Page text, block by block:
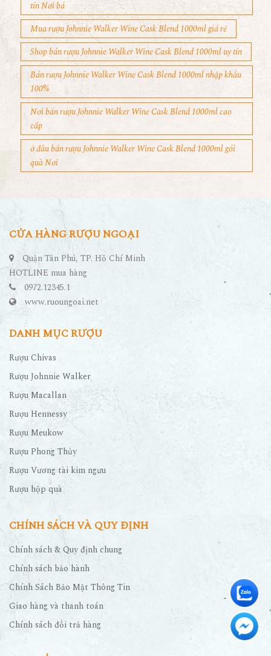
tín Nơi bá
Mua rượu Johnnie Walker Wine Cask Blend 1000ml giá rẻ
Shop bán rượu Johnnie Walker Wine Cask Blend 1000ml uy tín
Bán rượu Johnnie Walker Wine Cask Blend 1000ml nhập khẩu
100%
Nơi bán rượu Johnnie Walker Wine Cask Blend 1000ml cao
cấp
ở đâu bán rượu Johnnie Walker Wine Cask Blend 1000ml gói
quà Nơi
CỬA HÀNG RƯỢU NGOẠI
Quận Tân Phú, TP. Hồ Chí Minh
HOTLINE mua hàng
0972.12345.1
www.ruoungoai.net
DANH MỤC RƯỢU
Rượu Chivas
Rượu Johnnie Walker
Rượu Macallan
Rượu Hennessy
Rượu Meukow
Rượu Phong Thủy
Rượu Vương tài kim ngưu
Rượu hộp quà
CHÍNH SÁCH VÀ QUY ĐỊNH
Chính sách & Quy định chung
Chính sách bảo hành
Chính Sách Bảo Mật Thông Tin
Giao hàng và thanh toán
Chính sách đổi trả hàng